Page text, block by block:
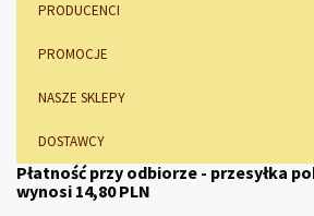
PRODUCENCI
PROMOCJE
NASZE SKLEPY
DOSTAWCY
Płatność przy odbiorze - przesyłka
wynosi 14,80 PLN